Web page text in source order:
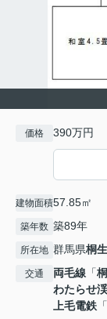
価格 390万円
建物面積57.85㎡
築年数 築89年
所在地 群馬県桐
交通 両毛線 「
わたらせ
上毛電鉄 「